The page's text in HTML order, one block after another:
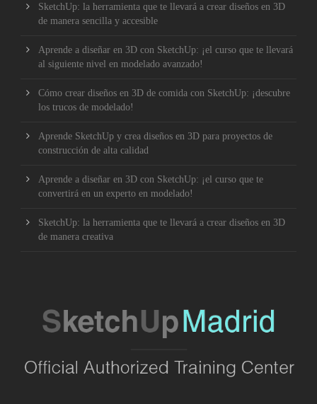
SketchUp: la herramienta que te llevará a crear diseños en 3D
de manera sencilla y accesible
Aprende a diseñar en 3D con SketchUp: ¡el curso que te llevará
al siguiente nivel en modelado avanzado!
Cómo crear diseños en 3D de comida con SketchUp: ¡descubre
los trucos de modelado!
Aprende SketchUp y crea diseños en 3D para proyectos de
construcción de alta calidad
Aprende a diseñar en 3D con SketchUp: ¡el curso que te
convertirá en un experto en modelado!
SketchUp: la herramienta que te llevará a crear diseños en 3D
de manera creativa